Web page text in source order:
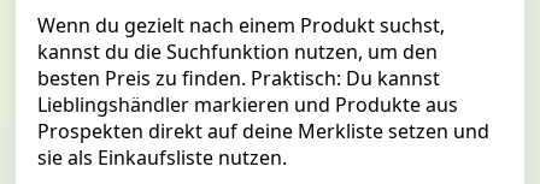
Wenn du gezielt nach einem Produkt suchst,
kannst du die Suchfunktion nutzen, um den
besten Preis zu finden. Praktisch: Du kannst
Lieblingshändler markieren und Produkte aus
Prospekten direkt auf deine Merkliste setzen und
sie als Einkaufsliste nutzen.